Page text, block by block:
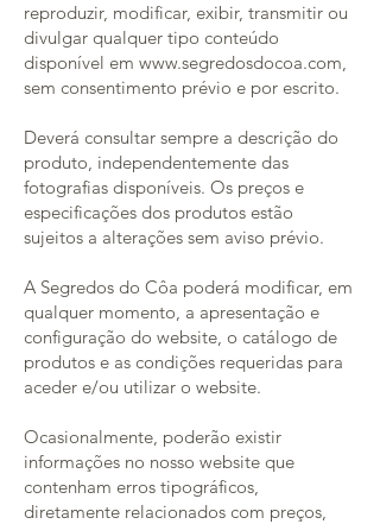
reproduzir, modificar, exibir, transmitir ou
divulgar qualquer tipo conteúdo
disponível em www.segredosdocoa.com,
sem consentimento prévio e por escrito.
Deverá consultar sempre a descrição do
produto, independentemente das
fotografias disponíveis. Os preços e
especificações dos produtos estão
sujeitos a alterações sem aviso prévio.
A Segredos do Côa poderá modificar, em
qualquer momento, a apresentação e
configuração do website, o catálogo de
produtos e as condições requeridas para
aceder e/ou utilizar o website.
Ocasionalmente, poderão existir
informações no nosso website que
contenham erros tipográficos,
diretamente relacionados com preços,